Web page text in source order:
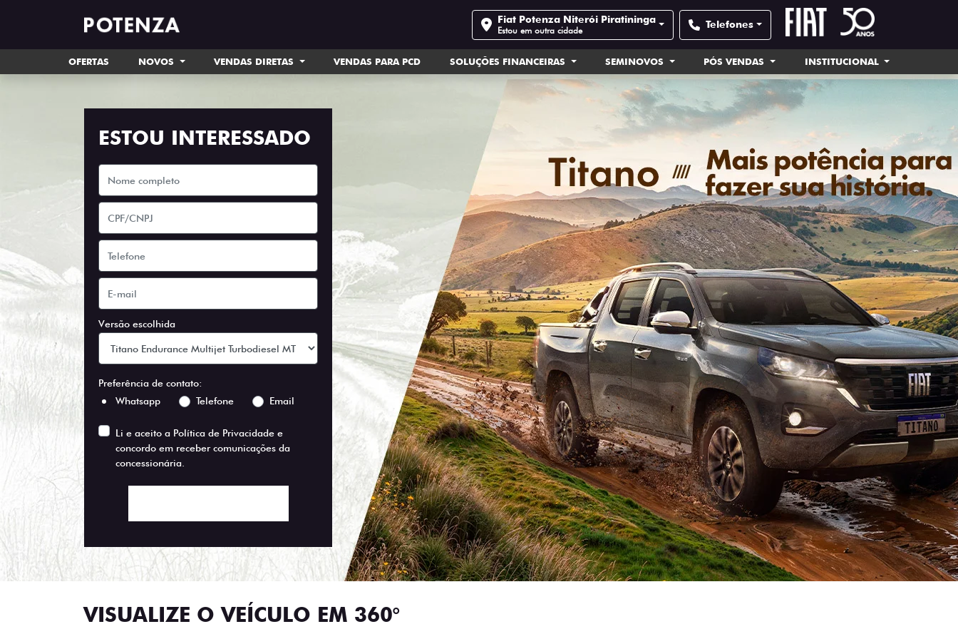
Fiat Potenza Niterói Piratininga
Estou em outra cidade Telefones
OFERTAS NOVOS VENDAS DIRETAS VENDAS PARA PCD SOLUÇÕES FINANCEIRAS SEMINOVOS PÓS VENDAS INSTITUCIONAL
ESTOU INTERESSADO
Versão escolhida
Preferência de contato:
Whatsapp
Telefone Email
Li e aceito a Política de Privacidade e
concordo em receber comunicações da
concessionária.
VISUALIZE O VEÍCULO EM 360°